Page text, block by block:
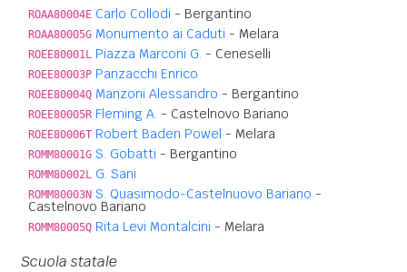
ROAA80004E Carlo Collodi - Bergantino
ROAA80005G Monumento ai Caduti - Melara
ROEE80001L Piazza Marconi G. - Ceneselli
ROEE80003P Panzacchi Enrico
ROEE80004Q Manzoni Alessandro - Bergantino
ROEE80005R Fleming A. - Castelnovo Bariano
ROEE80006T Robert Baden Powel - Melara
ROMM80001G S. Gobatti - Bergantino
ROMM80002L G. Sani
ROMM80003N S. Quasimodo-Castelnuovo Bariano -
Castelnovo Bariano
ROMM80005Q Rita Levi Montalcini - Melara
Scuola statale